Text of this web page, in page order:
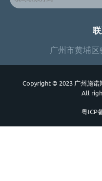
广州市黄埔
Copyright © 2023 广州施
All
粤ICP